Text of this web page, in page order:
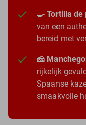
🍳 Tortilla de
van een
bereid met
🧀
rijkelijk
Spaanse
smaakvolle